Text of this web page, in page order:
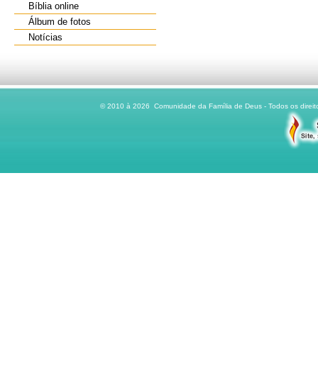
Bíblia online
Álbum de fotos
Notícias
© 2010 à 2026 Comunidade da Família de Deus - Todos os